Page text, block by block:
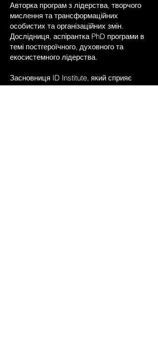
Авторка програм з лідерства, творчого
мислення та трансформаційних
особистих та організаційних змін.
Дослідниця, аспірантка PhD програми в
темі постгероїчного, духовного та
екосистемного лідерства.
Засновниця ID Institute, який сприяє
радикальній трансформації лідерів та